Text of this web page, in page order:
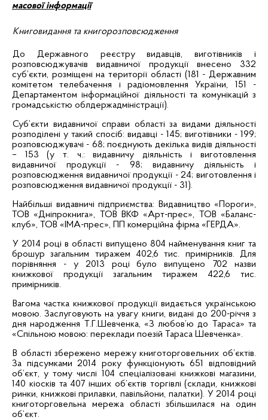
масової інформації
Книговидання та книгорозповсюдження
До Державного реєстру видавців,виготівників і
розповсюджувачів видавничої продукції внесено 332
суб’єкти, розміщені на території області (181 - Державним
комітетом телебачення і радіомовлення України, 151 -
Департаментом інформаційної діяльності та комунікацій з
громадськістю облдержадміністрації).
Суб’єкти видавничої справи області за видами діяльності
розподілені у такий спосіб: видавці - 145; виготівники - 199;
розповсюджувачі - 68; поєднують декілька видів діяльності
– 153 (у т. ч.: видавничу діяльність і виготовлення
видавничої продукції - 98; видавничу діяльність і
розповсюдження видавничої продукції - 24; виготовлення і
розповсюдження видавничої продукції - 31).
Найбільші видавничі підприємства: Видавництво «Пороги»,
ТОВ «Дніпрокнига», ТОВ ВКФ «Арт-прес», ТОВ «Баланс-
клуб», ТОВ « ІМА-прес», ПП комерційна фірма «ГЕРДА».
У 2014 році в області випущено 804 найменування книг та
брошур загальним тиражем 402,6 тис. примірників. Для
порівняння - у 2013 році було випущено 702 назви
книжкової продукції загальним тиражем 422,6 тис.
примірників.
Вагома частка книжкової продукції видається українською
мовою. Заслуговують на увагу книги, видані до 200-річчя з
дня народження Т.Г.Шевченка, «З любов’ю до Тараса» та
«Спільною мовою: переклади поезій Тараса Шевченка».
В області збережено мережу книготорговельних об’єктів.
За підсумками 2014 року функціонують 651 відповідний
об’єкт, у тому числі 104 спеціалізовані книжкові магазини,
140 кіосків та 407 інших об’єктів торгівлі (склади, книжкові
ринки, книжкові прилавки, павільйони, палатки). У 2014 році
книготорговельна мережа області збільшилася на один
об’єкт.